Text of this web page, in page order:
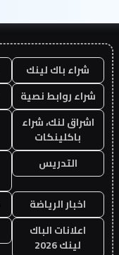
شراء باك لينك
شراء روابط نصية
اشراق لنك، شراء
باكلينكات
التدريس
اخبار الرياضة
اعلانات الباك
لينك 2026